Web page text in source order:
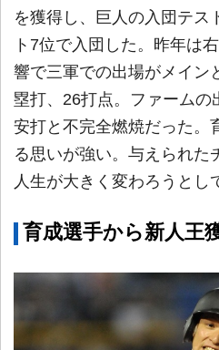
を獲得し、巨人の入団テス
ト7位で入団した。昨年は
響で三軍での出場がメイン
塁打、26打点。ファームの
安打と不完全燃焼だった。
る思いが強い。与えられた
人生が大きく変わろうとし
育成選手から新人王